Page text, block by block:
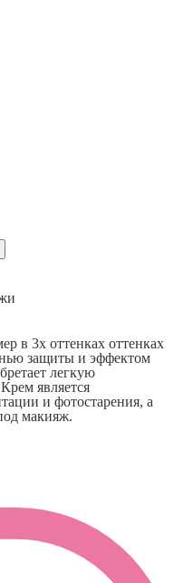
в 3х оттенках оттенках
защиты и эффектом
легкую
является
и фотостарения, а
макияж.